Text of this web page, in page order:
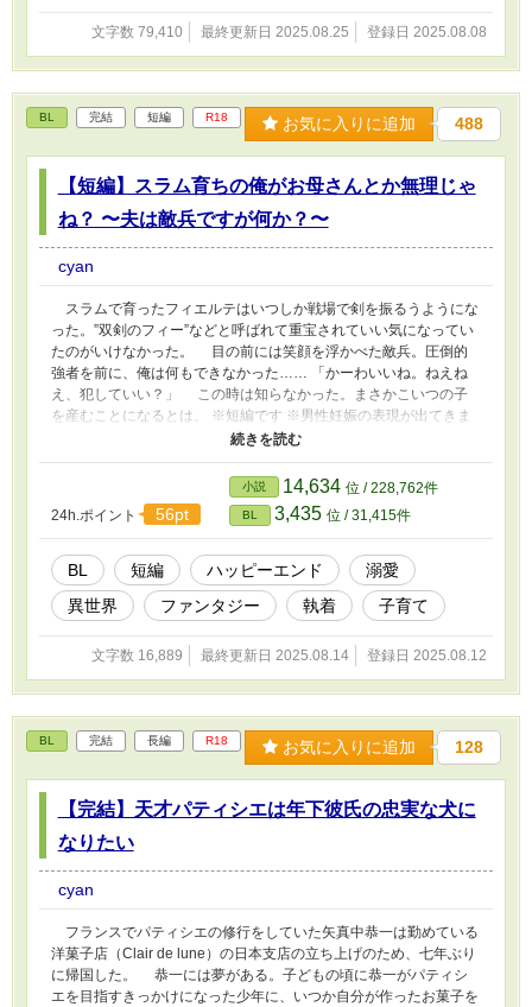
文字数 79,410 最終更新日 2025.08.25 登録日 2025.08.08
BL 完結 短編 R18 お気に入りに追加 488
【短編】スラム育ちの俺がお母さんとか無理じゃ
ね？ 〜夫は敵兵ですが何か？〜
cyan
スラムで育ったフィエルテはいつしか戦場で剣を振るうようにな
った。”双剣のフィー”などと呼ばれて重宝されていい気になってい
たのがいけなかった。 目の前には笑顔を浮かべた敵兵。圧倒的
強者を前に、俺は何もできなかった…… 「かーわいいね。ねえね
え、犯していい？」 この時は知らなかった。まさかこいつの子
を産むことになるとは。 ※短編です ※男性妊娠の表現が出てきま
す ※コメディ寄り ※18禁シーンはタイトルに※つけてます ※他サ
イトにも掲載中
24h.ポイント 56pt
小説 14,634 位 / 228,762件
BL 3,435 位 / 31,415件
BL 短編 ハッピーエンド
溺愛
異世界
ファンタジー 執着 子育て
文字数 16,889 最終更新日 2025.08.14 登録日 2025.08.12
BL 完結 長編 R18 お気に入りに追加 128
【完結】天才パティシエは年下彼氏の忠実な犬に
なりたい
cyan
フランスでパティシエの修行をしていた矢真中恭一は勤めている
洋菓子店（Clair de lune）の日本支店の立ち上げのため、七年ぶり
に帰国した。 恭一には夢がある。子どもの頃に恭一がパティシ
エを目指すきっかけになった少年に、いつか自分が作ったお菓子を